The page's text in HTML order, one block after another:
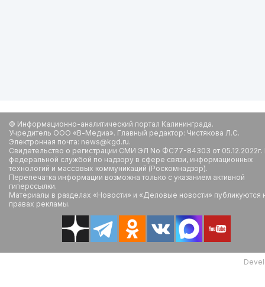
© Информационно-аналитический портал Калининграда.
Учредитель ООО «В-Медиа». Главный редактор: Чистякова Л.С.
Электронная почта: news@kgd.ru.
Свидетельство о регистрации СМИ ЭЛ No ФС77-84303 от
федеральной службой по надзору в сфере связи, информационных
технологий и массовых коммуникаций (Роскомнадзор).
Перепечатка информации возможна только с указанием активной
гиперссылки.
Материалы в разделах «Новости» и «Деловые новости» публикуются
правах рекламы.